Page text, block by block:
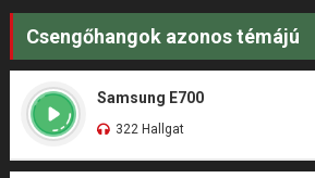
Csengőhangok azonos témájú
Samsung E700
322 Hallgat